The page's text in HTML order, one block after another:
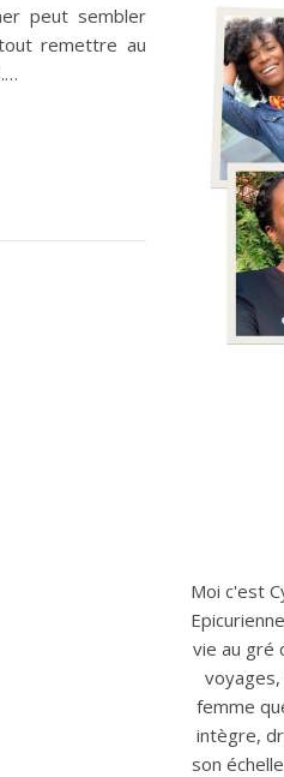
peut sembler
remettre au
Moi c'est
vie au gré
voyages,
femme
intègre,
son